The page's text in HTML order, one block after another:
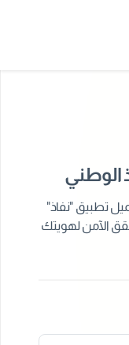
الوطني
تطبيق "نفاذ"
الآمن لهويتك